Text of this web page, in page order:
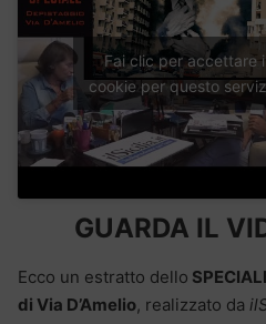
Fai clic per accettare i
cookie per questo
GUARDA IL
Ecco un estratto dello
di Via D’Amelio, realizzato da